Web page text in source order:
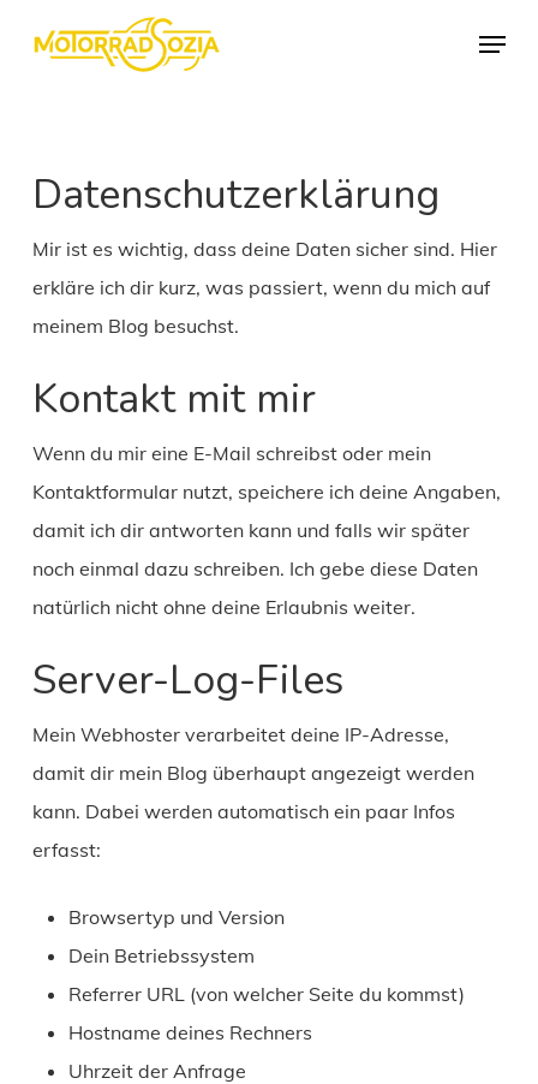
Menu
Datenschutzerklärung
Mir ist es wichtig, dass deine Daten sicher sind. Hier
erkläre ich dir kurz, was passiert, wenn du mich auf
meinem Blog besuchst.
Kontakt mit mir
Wenn du mir eine E-Mail schreibst oder mein
Kontaktformular nutzt, speichere ich deine Angaben,
damit ich dir antworten kann und falls wir später
noch einmal dazu schreiben. Ich gebe diese Daten
natürlich nicht ohne deine Erlaubnis weiter.
Server-Log-Files
Mein Webhoster verarbeitet deine IP-Adresse,
damit dir mein Blog überhaupt angezeigt werden
kann. Dabei werden automatisch ein paar Infos
erfasst:
Browsertyp und Version
Dein Betriebssystem
Referrer URL (von welcher Seite du kommst)
Hostname deines Rechners
Uhrzeit der Anfrage